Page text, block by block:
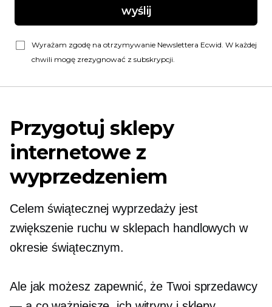
wyślij
Wyrażam zgodę na otrzymywanie Newslettera Ecwid. W każdej
chwili mogę zrezygnować z subskrypcji.
Przygotuj sklepy
internetowe z
wyprzedzeniem
Celem świątecznej wyprzedaży jest
zwiększenie ruchu w sklepach handlowych w
okresie świątecznym.
Ale jak możesz zapewnić, że Twoi sprzedawcy